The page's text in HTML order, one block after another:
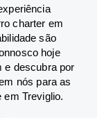
charter em
são
hoje
e descubra por
nós para as
Treviglio.